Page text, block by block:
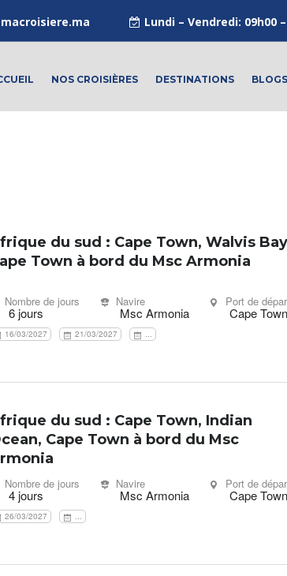
Lundi – Vendredi: 09h00
NOS CROISIÈRES DESTINATIONS BLOGS
du sud : Cape Town, Walvis
Town à bord du Msc Armonia
Nombre de jours
6 jours
Navire
Msc Armonia
Port de
Cape
16/03/2027 21/03/2027 ...
du sud : Cape Town, Indian
Cape Town à bord du Msc
Nombre de jours
4 jours
Navire
Msc Armonia
Port de
Cape
26/03/2027 ...